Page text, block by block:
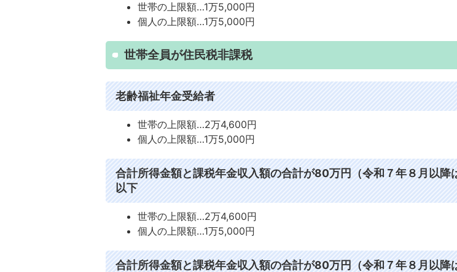
世帯の上限額…1万5,000円
個人の上限額…1万5,000円
世帯全員が住民税非課税
老齢福祉年金受給者
世帯の上限額…2万4,600円
個人の上限額…1万5,000円
合計所得金額と課税年金収入額の合計が80万円（令和７年８月以降
以下
世帯の上限額…2万4,600円
個人の上限額…1万5,000円
合計所得金額と課税年金収入額の合計が80万円（令和７年８月以降